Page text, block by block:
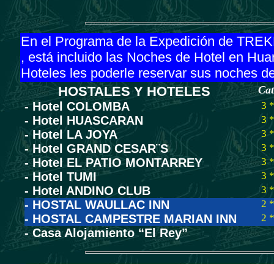
En el Programa de la Expedición de
, está incluido las Noches de Hotel en
Hoteles les poderle reservar sus noches
HOSTALES Y HOTELES
- Hotel COLOMBA 3 *
- Hotel HUASCARAN 3 *
- Hotel LA JOYA 3 *
- Hotel GRAND CESAR¨S 3 *
- Hotel EL PATIO MONTARREY 3 *
- Hotel TUMI 3 *
- Hotel ANDINO CLUB 3 *
- HOSTAL WAULLAC INN 2 *
- HOSTAL CAMPESTRE MARIAN INN 2 *
- Casa Alojamiento “El Rey”